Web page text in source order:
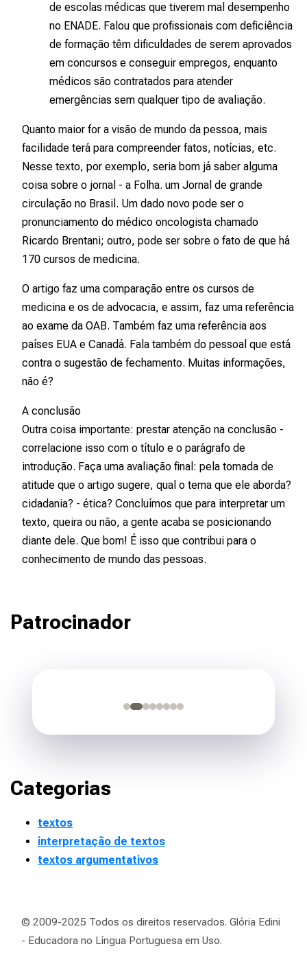
de escolas médicas que tiverem mal desempenho
no ENADE. Falou que profissionais com deficiência
de formação têm dificuldades de serem aprovados
em concursos e conseguir empregos, enquanto
médicos são contratados para atender
emergências sem qualquer tipo de avaliação.
Quanto maior for a visão de mundo da pessoa, mais
facilidade terá para compreender fatos, notícias, etc.
Nesse texto, por exemplo, seria bom já saber alguma
coisa sobre o jornal - a Folha. um Jornal de grande
circulação no Brasil. Um dado novo pode ser o
pronunciamento do médico oncologista chamado
Ricardo Brentani; outro, pode ser sobre o fato de que há
170 cursos de medicina.
O artigo faz uma comparação entre os cursos de
medicina e os de advocacia, e assim, faz uma referência
ao exame da OAB. Também faz uma referência aos
países EUA e Canadá. Fala também do pessoal que está
contra o sugestão de fechamento. Muitas informações,
não é?
A conclusão
Outra coisa importante: prestar atenção na conclusão -
correlacione isso com o título e o parágrafo de
introdução. Faça uma avaliação final: pela tomada de
atitude que o artigo sugere, qual o tema que ele aborda?
cidadania? - ética? Concluímos que para interpretar um
texto, queira ou não, a gente acaba se posicionando
diante dele. Que bom! É isso que contribui para o
conhecimento de mundo das pessoas.
Patrocinador
Categorias
textos
interpretação de textos
textos argumentativos
© 2009-2025 Todos os direitos reservados. Glória Edini
- Educadora no Língua Portuguesa em Uso.